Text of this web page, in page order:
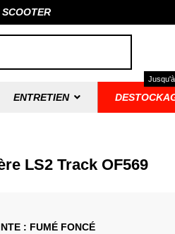
ENTRETIEN
LS2 Track OF569
: FUMÉ FONCÉ